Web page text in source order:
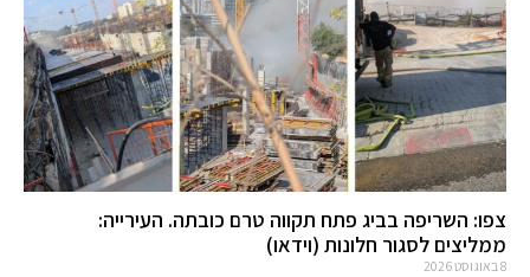
צפו: השריפה בביג פתח תקווה טרם כובתה. העירייה:
ממליצים לסגור חלונות (וידאו)
8 באוגוסט 2026